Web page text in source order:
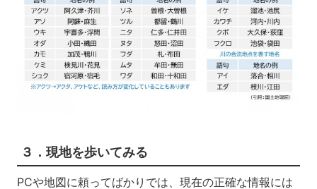
３．現地を歩いてみる
PCや地図に頼ってばかりでは、現在の正確な情報には